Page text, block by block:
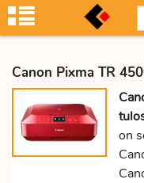
Canon Pixma TR
on